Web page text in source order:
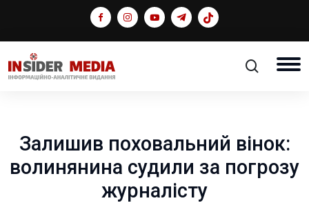
Залишив поховальний вінок:
волинянина судили за погрозу
журналісту